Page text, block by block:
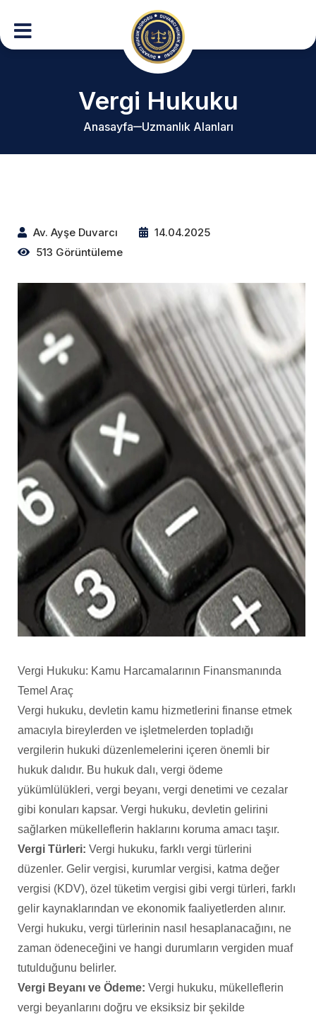
Vergi Hukuku
Anasayfa Uzmanlık Alanları
Av. Ayşe Duvarcı
14.04.2025
513 Görüntüleme
Vergi Hukuku: Kamu Harcamalarının Finansmanında
Temel Araç
Vergi hukuku, devletin kamu hizmetlerini finanse etmek
amacıyla bireylerden ve işletmelerden topladığı
vergilerin hukuki düzenlemelerini içeren önemli bir
hukuk dalıdır. Bu hukuk dalı, vergi ödeme
yükümlülükleri, vergi beyanı, vergi denetimi ve cezalar
gibi konuları kapsar. Vergi hukuku, devletin gelirini
sağlarken mükelleflerin haklarını koruma amacı taşır.
Vergi Türleri: Vergi hukuku, farklı vergi türlerini
düzenler. Gelir vergisi, kurumlar vergisi, katma değer
vergisi (KDV), özel tüketim vergisi gibi vergi türleri, farklı
gelir kaynaklarından ve ekonomik faaliyetlerden alınır.
Vergi hukuku, vergi türlerinin nasıl hesaplanacağını, ne
zaman ödeneceğini ve hangi durumların vergiden muaf
tutulduğunu belirler.
Vergi Beyanı ve Ödeme: Vergi hukuku, mükelleflerin
vergi beyanlarını doğru ve eksiksiz bir şekilde